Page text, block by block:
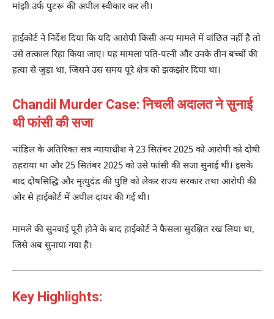
मांझी उर्फ पुटरू की अपील स्वीकार कर ली।
हाईकोर्ट ने निर्देश दिया कि यदि आरोपी किसी अन्य मामले में वांछित नहीं है तो
उसे तत्काल रिहा किया जाए। यह मामला पति-पत्नी और उनके तीन बच्चों की
हत्या से जुड़ा था, जिसने उस समय पूरे क्षेत्र को झकझोर दिया था।
Chandil Murder Case: निचली अदालत ने सुनाई
थी फांसी की सजा
चांडिल के अतिरिक्त सत्र न्यायाधीश ने 23 सितंबर 2025 को आरोपी को दोषी
ठहराया था और 25 सितंबर 2025 को उसे फांसी की सजा सुनाई थी। इसके
बाद दोषसिद्धि और मृत्युदंड की पुष्टि को लेकर राज्य सरकार तथा आरोपी की
ओर से हाईकोर्ट में अपील दायर की गई थी।
मामले की सुनवाई पूरी होने के बाद हाईकोर्ट ने फैसला सुरक्षित रख लिया था,
जिसे अब सुनाया गया है।
Key Highlights: